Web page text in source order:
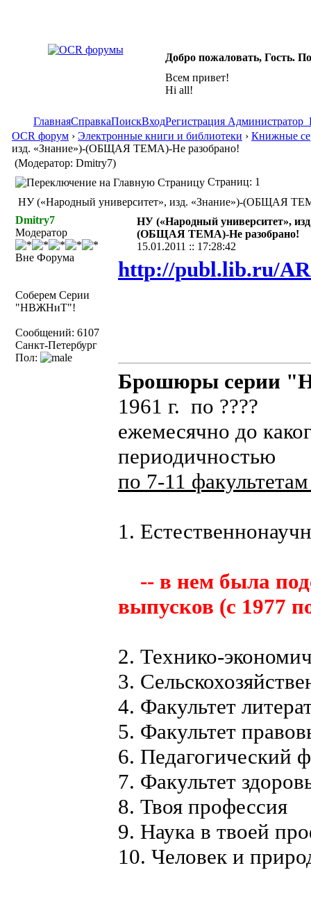
Добро пожаловать, Гость.
Всем привет!
Hi all!
ГлавнаяСправкаПоискВходРегистрация Администратор
OCR форум › Электронные книги и библиотеки › Книжные
изд. «Знание»)-(ОБЩАЯ ТЕМА)-Не разобрано!
(Модератор: Dmitry7)
Страниц: 1
НУ («Народный университет», изд. «Знание»)-(ОБЩАЯ
Dmitry7
Модератор
Вне Форума
Соберем Серии
"НВЖНиТ"!
Сообщений: 6107
Санкт-Петербург
Пол:
НУ («Народный университет»,
(ОБЩАЯ ТЕМА)-Не разобрано!
15.01.2011 :: 17:28:42
http://publ.lib.ru/
Брошюры серии
1961 г. по ????
ежемесячно до
периодичностью
по 7-11
1.
-- в нем была
выпусков (с 1977
2. Технико-
3.
4. Факультет
5. Факультет
6. Педагогический
7. Факультет
8. Твоя профессия
9. Наука в твоей
10. Человек и